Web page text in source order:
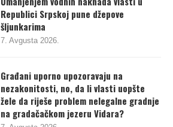
Umanjenjem vodnih naknada vlasti u
Republici Srpskoj pune džepove
šljunkarima
7. Avgusta 2026.
Građani uporno upozoravaju na
nezakonitosti, no, da li vlasti uopšte
žele da riješe problem nelegalne gradnje
na gradačačkom jezeru Vidara?